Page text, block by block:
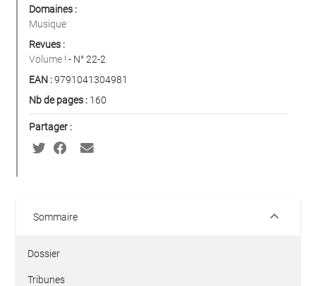
Domaines :
Musique
Revues :
Volume ! - N° 22-2
EAN :9791041304981
Nb de pages : 160
Partager :
Sommaire keyboard_arrow_down
Dossier
Tribunes